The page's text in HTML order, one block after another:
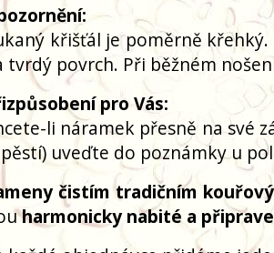
křišťál je poměrně
tvrdý povrch. Při běžném
pro Vás:
li náramek přesně na své
uveďte do poznámky u
čistím tradičním
harmonicky nabité a